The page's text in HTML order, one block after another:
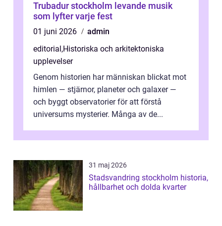
Trubadur stockholm levande musik
som lyfter varje fest
01 juni 2026
admin
editorial,Historiska och arkitektoniska
upplevelser
Genom historien har människan blickat mot
himlen — stjärnor, planeter och galaxer —
och byggt observatorier för att förstå
universums mysterier. Många av de...
31 maj 2026
Stadsvandring stockholm historia,
hållbarhet och dolda kvarter